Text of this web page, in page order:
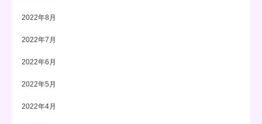
2022年8月
2022年7月
2022年6月
2022年5月
2022年4月